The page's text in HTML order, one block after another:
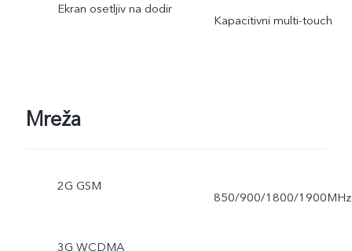
Ekran osetljiv na dodir
Kapacitivni multi-touch
Mreža
2G GSM
850/900/1800/1900MHz
3G WCDMA